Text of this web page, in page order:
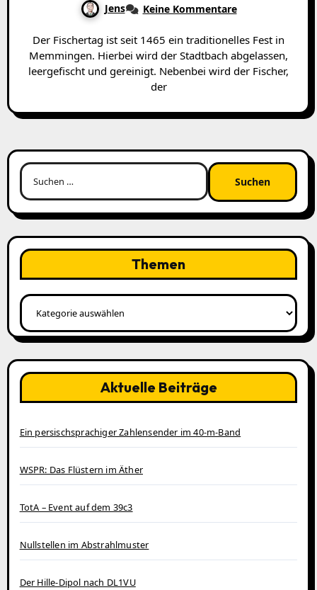
Jens Keine Kommentare
Der Fischertag ist seit 1465 ein traditionelles Fest in
Memmingen. Hierbei wird der Stadtbach abgelassen,
leergefischt und gereinigt. Nebenbei wird der Fischer,
der
Suchen
nach:
Themen
Themen
Aktuelle Beiträge
Ein persischsprachiger Zahlensender im 40‑m‑Band
WSPR: Das Flüstern im Äther
TotA – Event auf dem 39c3
Nullstellen im Abstrahlmuster
Der Hille-Dipol nach DL1VU